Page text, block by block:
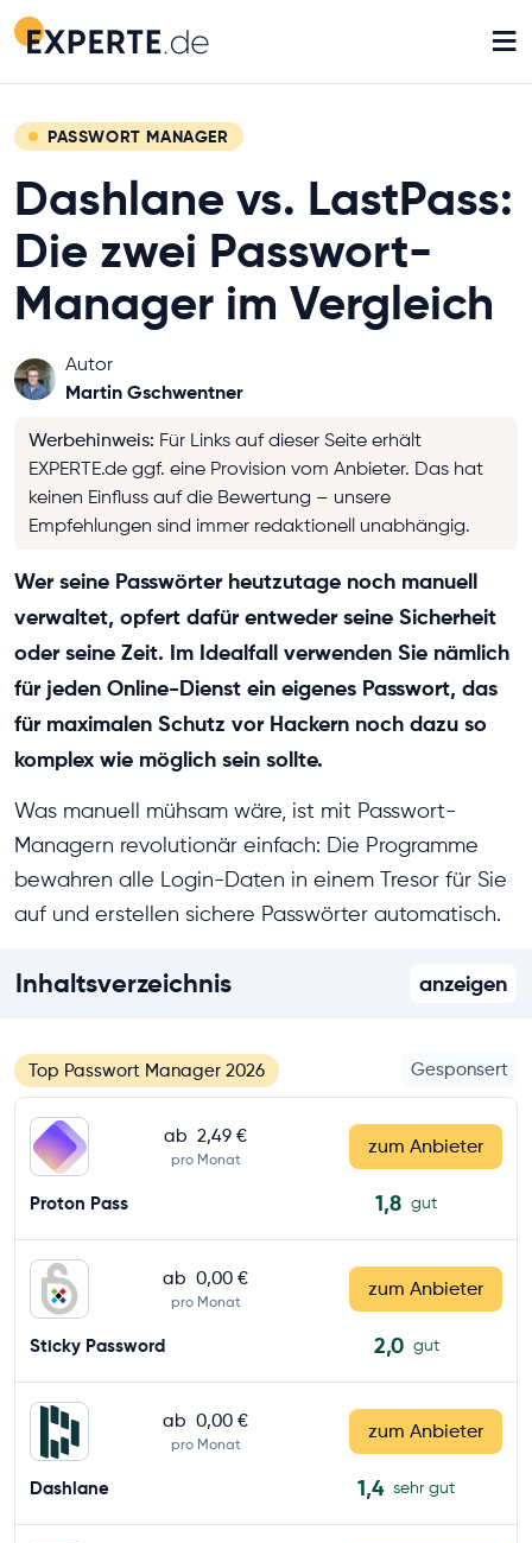
≡
PASSWORT MANAGER
Dashlane vs. LastPass:
Die zwei Passwort-
Manager im Vergleich
Autor
Martin Gschwentner
Werbehinweis: Für Links auf dieser Seite erhält
EXPERTE.de ggf. eine Provision vom Anbieter. Das hat
keinen Einfluss auf die Bewertung – unsere
Empfehlungen sind immer redaktionell unabhängig.
Wer seine Passwörter heutzutage noch manuell
verwaltet, opfert dafür entweder seine Sicherheit
oder seine Zeit. Im Idealfall verwenden Sie nämlich
für jeden Online-Dienst ein eigenes Passwort, das
für maximalen Schutz vor Hackern noch dazu so
komplex wie möglich sein sollte.
Was manuell mühsam wäre, ist mit Passwort-
Managern revolutionär einfach: Die Programme
bewahren alle Login-Daten in einem Tresor für Sie
auf und erstellen sichere Passwörter automatisch.
Inhaltsverzeichnis anzeigen
Top Passwort Manager 2026 Gesponsert
ab 2,49 €
pro Monat
zum Anbieter
Proton Pass 1,8 gut
ab 0,00 €
pro Monat
zum Anbieter
Sticky Password 2,0 gut
ab 0,00 €
pro Monat
zum Anbieter
Dashlane 1,4 sehr gut